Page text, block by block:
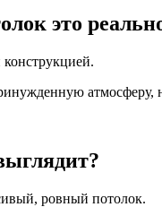
это
ровный потолок.